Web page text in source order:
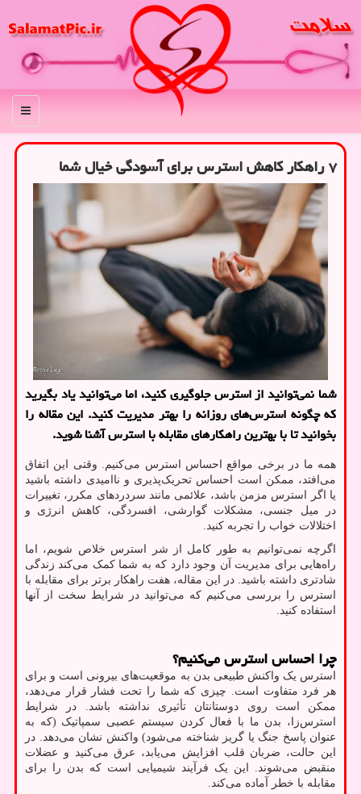
منو
۷ راهکار کاهش استرس برای آسودگی خیال شما
شما نمی‌توانید از استرس جلوگیری کنید، اما می‌توانید یاد بگیرید
که چگونه استرس‌های روزانه را بهتر مدیریت کنید. این مقاله را
بخوانید تا با بهترین راهکارهای مقابله با استرس آشنا شوید.
همه ما در برخی مواقع احساس استرس می‌کنیم. وقتی این اتفاق
می‌افتد، ممکن است احساس تحریک‌پذیری و ناامیدی داشته باشید
یا اگر استرس مزمن باشد، علائمی مانند سردردهای مکرر، تغییرات
در میل جنسی، مشکلات گوارشی، افسردگی، کاهش انرژی و
اختلالات خواب را تجربه کنید.
اگرچه نمی‌توانیم به طور کامل از شر استرس خلاص شویم، اما
راه‌هایی برای مدیریت آن وجود دارد که به شما کمک می‌کند زندگی
شادتری داشته باشید. در این مقاله، هفت راهکار برتر برای مقابله با
استرس را بررسی می‌کنیم که می‌توانید در شرایط سخت از آنها
استفاده کنید.
چرا احساس استرس می‌کنیم؟
استرس یک واکنش طبیعی بدن به موقعیت‌های بیرونی است و برای
هر فرد متفاوت است. چیزی که شما را تحت فشار قرار می‌دهد،
ممکن است روی دوستانتان تأثیری نداشته باشد. در شرایط
استرس‌زا، بدن ما با فعال کردن سیستم عصبی سمپاتیک (که به
عنوان پاسخ جنگ یا گریز شناخته می‌شود) واکنش نشان می‌دهد. در
این حالت، ضربان قلب افزایش می‌یابد، عرق می‌کنید و عضلات
منقبض می‌شوند. این یک فرآیند شیمیایی است که بدن را برای
مقابله با خطر آماده می‌کند.